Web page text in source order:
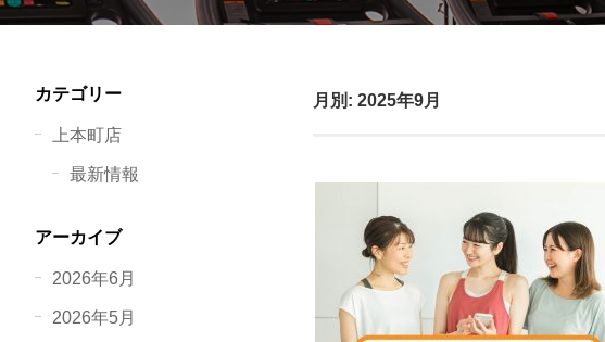
月別: 2025年9月
カテゴリー
上本町店
最新情報
アーカイブ
2026年6月
2026年5月